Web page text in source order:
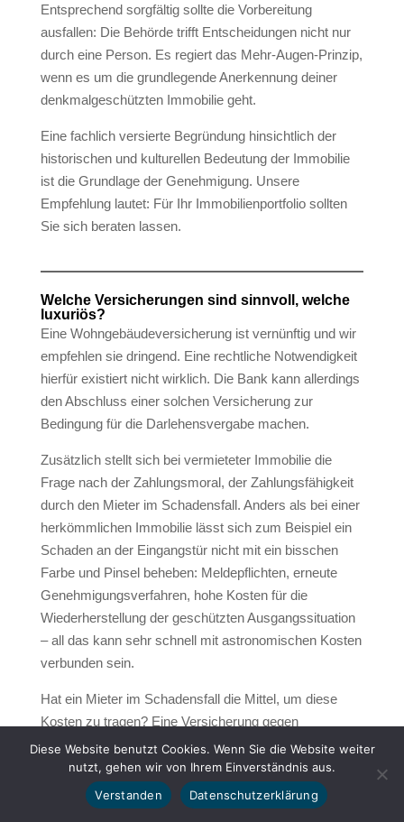
Entsprechend sorgfältig sollte die Vorbereitung
ausfallen: Die Behörde trifft Entscheidungen nicht nur
durch eine Person. Es regiert das Mehr-Augen-Prinzip,
wenn es um die grundlegende Anerkennung deiner
denkmalgeschützten Immobilie geht.
Eine fachlich versierte Begründung hinsichtlich der
historischen und kulturellen Bedeutung der Immobilie
ist die Grundlage der Genehmigung. Unsere
Empfehlung lautet: Für Ihr Immobilienportfolio sollten
Sie sich beraten lassen.
Welche Versicherungen sind sinnvoll, welche
luxuriös?
Eine Wohngebäudeversicherung ist vernünftig und wir
empfehlen sie dringend. Eine rechtliche Notwendigkeit
hierfür existiert nicht wirklich. Die Bank kann allerdings
den Abschluss einer solchen Versicherung zur
Bedingung für die Darlehensvergabe machen.
Zusätzlich stellt sich bei vermieteter Immobilie die
Frage nach der Zahlungsmoral, der Zahlungsfähigkeit
durch den Mieter im Schadensfall. Anders als bei einer
herkömmlichen Immobilie lässt sich zum Beispiel ein
Schaden an der Eingangstür nicht mit ein bisschen
Farbe und Pinsel beheben: Meldepflichten, erneute
Genehmigungsverfahren, hohe Kosten für die
Wiederherstellung der geschützten Ausgangssituation
– all das kann sehr schnell mit astronomischen Kosten
verbunden sein.
Hat ein Mieter im Schadensfall die Mittel, um diese
Kosten zu tragen? Eine Versicherung gegen
Mietausfall kann ebenso sinnvoll sein: Auch eine
Versicherung gegen Schimmelpilz oder Beschädigung
durch Verwahrlosung der Wohnung durch den Mieter
ist sinnvoll. Je nach Wohnort kann auch die
Diese Website benutzt Cookies. Wenn Sie die Website weiter
nutzt, gehen wir von Ihrem Einverständnis aus.
Verstanden
Datenschutzerklärung